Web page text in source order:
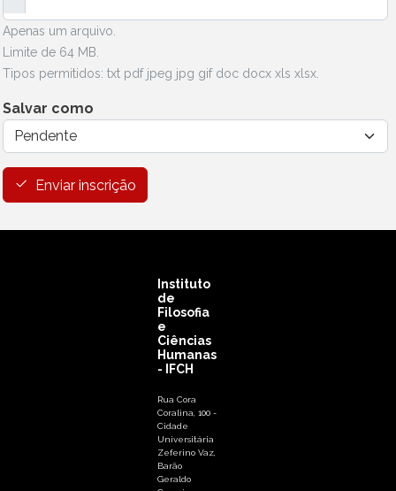
Apenas um arquivo.
Limite de 64 MB.
Tipos permitidos: txt pdf jpeg jpg gif doc docx xls xlsx.
Salvar como
Enviar inscrição
Instituto
de
Filosofia
e
Ciências
Humanas
- IFCH
Rua Cora
Coralina, 100 -
Cidade
Universitária
Zeferino Vaz,
Barão
Geraldo